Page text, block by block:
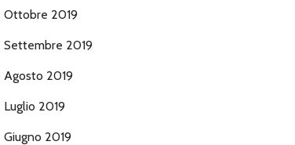
Ottobre 2019
Settembre 2019
Agosto 2019
Luglio 2019
Giugno 2019